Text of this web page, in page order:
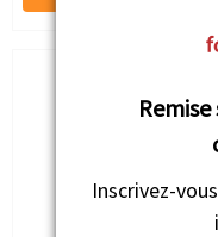
Inscrivez-